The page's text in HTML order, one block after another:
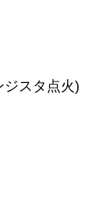
スタ点火)